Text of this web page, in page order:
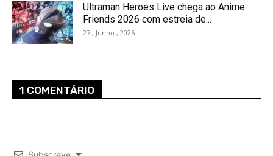
Ultraman Heroes Live chega ao Anime
Friends 2026 com estreia de...
27 , Junho , 2026
1 COMENTÁRIO